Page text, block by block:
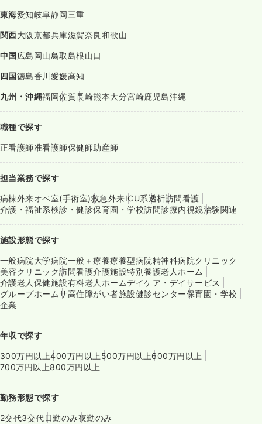
東海愛知岐阜静岡三重
関西大阪京都兵庫滋賀奈良和歌山
中国広島岡山鳥取島根山口
四国徳島香川愛媛高知
九州・沖縄福岡佐賀長崎熊本大分宮崎鹿児島沖縄
職種で探す
正看護師准看護師保健師助産師
担当業務で探す
病棟外来オペ室(手術室)救急外来ICU系透析訪問看護
介護・福祉系検診・健診保育園・学校訪問診療内視鏡治験関連
施設形態で探す
一般病院大学病院一般＋療養療養型病院精神科病院クリニック
美容クリニック訪問看護介護施設特別養護老人ホーム
介護老人保健施設有料老人ホームデイケア・デイサービス
グループホームサ高住障がい者施設健診センター保育園・学校
企業
年収で探す
300万円以上400万円以上 500万円以上600万円以上
700万円以上800万円以上
勤務形態で探す
2交代3交代日勤のみ夜勤のみ